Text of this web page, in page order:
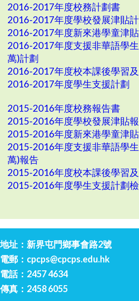
2016-2017年度校務計劃書
2016-2017年度學校發展津貼
2016-2017年度新來港學童津
2016-2017年度支援非華語學
萬)計劃
2016-2017年度校本課後學習
2016-2017年度學生支援計劃
2015-2016年度校務報告書
2015-2016年度學校發展津貼
2015-2016年度新來港學童津
2015-2016年度支援非華語學
萬)報告
2015-2016年度校本課後學習
2015-2016年度學生支援計劃
地址：新界屯門鄉事會路2號
電郵： cpcps@cpcps.edu.hk
電話：2457 4634
傳真：2458 6055